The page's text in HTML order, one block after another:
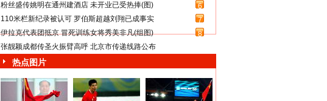
粉丝盛传姚明在通州建酒店 未开业已受热捧(图)
6
110米栏新纪录被认可 罗伯斯超越刘翔已成事实
7
伊拉克代表团抵京 冒死训练女将秀美非凡(组图)
8
张靓颖成都传圣火振臂高呼 北京市传递线路公布
热点图片